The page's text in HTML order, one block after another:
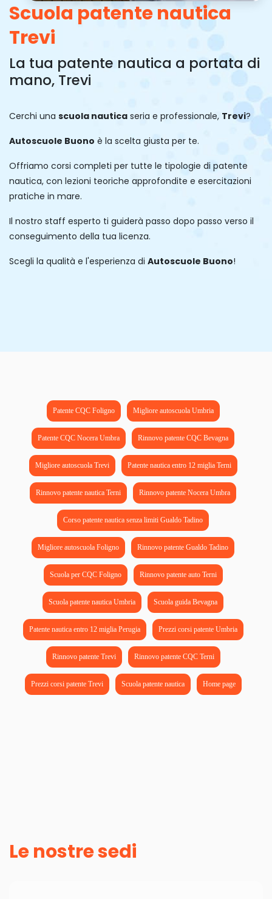
Scuola patente nautica
Trevi
La tua patente nautica a portata di
mano, Trevi
Cerchi una scuola nautica seria e professionale, Trevi?
Autoscuole Buono è la scelta giusta per te.
Offriamo corsi completi per tutte le tipologie di patente
nautica, con lezioni teoriche approfondite e esercitazioni
pratiche in mare.
Il nostro staff esperto ti guiderà passo dopo passo verso il
conseguimento della tua licenza.
Scegli la qualità e l'esperienza di Autoscuole Buono!
Patente CQC Foligno Migliore autoscuola Umbria
Patente CQC Nocera Umbra Rinnovo patente CQC Bevagna
Migliore autoscuola Trevi Patente nautica entro 12 miglia Terni
Rinnovo patente nautica Terni Rinnovo patente Nocera Umbra
Corso patente nautica senza limiti Gualdo Tadino
Migliore autoscuola Foligno Rinnovo patente Gualdo Tadino
Scuola per CQC Foligno Rinnovo patente auto Terni
Scuola patente nautica Umbria Scuola guida Bevagna
Patente nautica entro 12 miglia Perugia Prezzi corsi patente Umbria
Rinnovo patente Trevi Rinnovo patente CQC Terni
Prezzi corsi patente Trevi Scuola patente nautica Home page
Le nostre sedi